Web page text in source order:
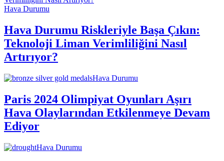
Hava Durumu
Hava Durumu Riskleriyle Başa Çıkın:
Teknoloji Liman Verimliliğini Nasıl
Artırıyor?
Hava Durumu
Paris 2024 Olimpiyat Oyunları Aşırı
Hava Olaylarından Etkilenmeye Devam
Ediyor
Hava Durumu